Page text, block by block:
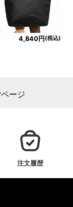
4,840円 (税込)
ージ
注文履歴